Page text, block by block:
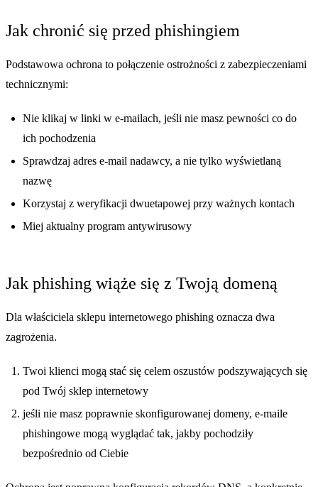
Jak chronić się przed phishingiem
Podstawowa ochrona to połączenie ostrożności z zabezpieczeniami
technicznymi:
Nie klikaj w linki w e-mailach, jeśli nie masz pewności co do
ich pochodzenia
Sprawdzaj adres e-mail nadawcy, a nie tylko wyświetlaną
nazwę
Korzystaj z weryfikacji dwuetapowej przy ważnych kontach
Miej aktualny program antywirusowy
Jak phishing wiąże się z Twoją domeną
Dla właściciela sklepu internetowego phishing oznacza dwa
zagrożenia.
Twoi klienci mogą stać się celem oszustów podszywających się
pod Twój sklep internetowy
jeśli nie masz poprawnie skonfigurowanej domeny, e-maile
phishingowe mogą wyglądać tak, jakby pochodziły
bezpośrednio od Ciebie